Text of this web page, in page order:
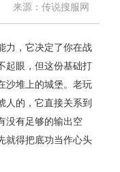
来源：传说搜服网
力，它决定了你在战
起眼，但这份基础打
沙堆上的城堡。老玩
人的，它直接关系到
没有足够的输出空
就得把底功当作心头